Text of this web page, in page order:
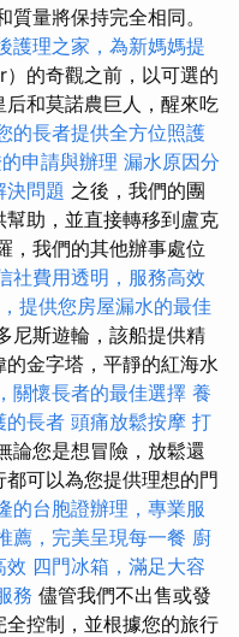
量將保持完全相同。
護理之家，為新媽媽提
的奇觀之前，以可選的
和莫諾農巨人，醒來吃
的長者提供全方位照護
申請與辦理 漏水原因分
決問題 之後，我們的團
助，並直接轉移到盧克
，我們的其他辦事處位
社費用透明，服務高效
提供您房屋漏水的最佳
尼斯遊輪，該船提供精
金字塔，平靜的紅海水
關懷長者的最佳選擇 養
的長者 頭痛放鬆按摩 打
論您是想冒險，放鬆還
可以為您提供理想的門
的台胞證辦理，專業服
薦，完美呈現每一餐 廚
效 四門冰箱，滿足大容
務 儘管我們不出售或發
控制，並根據您的旅行